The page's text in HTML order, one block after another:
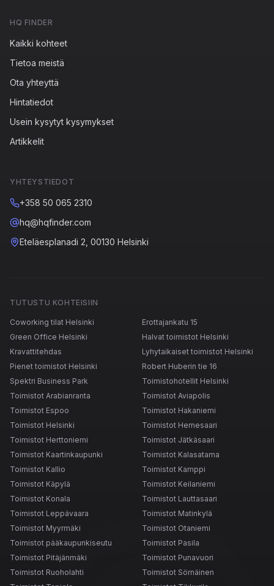
HQ FINDER
Kaikki kohteet
Tietoa meistä
Ota yhteyttä
Hintatiedot
Usein kysytyt kysymykset
Artikkelit
YHTEYSTIEDOT
+358 50 065 2310
hq@hqfinder.com
Eteläesplanadi 2, 00130 Helsinki
TUTUSTU KOHTEISIIN
Coworking tilat Helsinki
Erottajankatu 15
Green Office Helsinki
Halvat toimistot Helsinki
Kravattitehdas
Lyhytaikaiset toimistot Helsinki
Pienet toimistot Helsinki
Robert Huberin tie 16
Spektri Business Park
Toimistohotellit Helsinki
Toimistot Arabianranta
Toimistot Aviapolis
Toimistot Espoo
Toimistot Hakaniemi
Toimistot Helsinki
Toimistot Hernesaari
Toimistot Herttoniemi
Toimistot Jätkäsaari
Toimistot Kaartinkaupunki
Toimistot Kalasatama
Toimistot Kallio
Toimistot Kamppi
Toimistot Käpylä
Toimistot Keilaniemi
Toimistot Konala
Toimistot Lauttasaari
Toimistot Leppävaara
Toimistot Matinkylä
Toimistot Myyrmäki
Toimistot Otaniemi
Toimistot pääkaupunkiseutu
Toimistot Pasila
Toimistot Pitäjänmäki
Toimistot Punavuori
Toimistot Ruoholahti
Toimistot Sörnäinen